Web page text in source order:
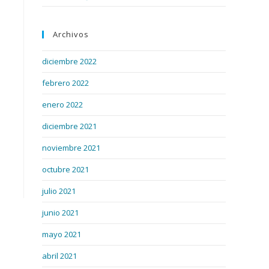
Archivos
diciembre 2022
febrero 2022
enero 2022
diciembre 2021
noviembre 2021
octubre 2021
julio 2021
junio 2021
mayo 2021
abril 2021